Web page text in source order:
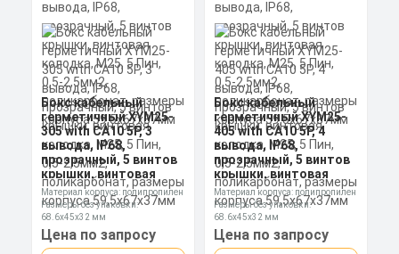
Бокс кабельный
герметичный XYM25-
305 with CA10 5P, 3
вывода, IP68,
прозрачный, 5 винтов
крышки, винтовая
колодка, М25, 5 Пин,
0,5-2,5мм2,
поликарбонат,
размеры корпуса
59,5х67х37мм
Материал корпуса: полипропилен
Размеры без упаковки:
68.6x45x32 мм
Степень пылевлагозащиты: IP65
Цена по запросу
Бокс кабельный
герметичный XYM25-
405 with CA10 5P, 4
вывода, IP68,
прозрачный, 5 винтов
крышки, винтовая
колодка, М25, 5 Пин,
0,5-2,5мм2,
поликарбонат,
размеры корпуса
59,5х67х37мм
Материал корпуса: полипропилен
Размеры без упаковки:
68.6x45x32 мм
Степень пылевлагозащиты: IP65
Цена по запросу